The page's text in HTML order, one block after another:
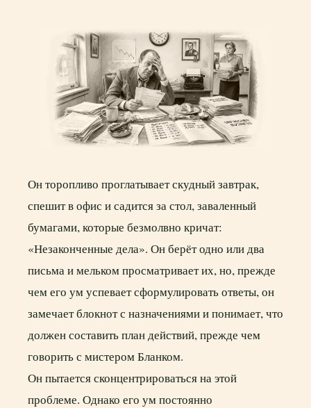
Он торопливо проглатывает скудный завтрак,
спешит в офис и садится за стол, заваленный
бумагами, которые безмолвно кричат:
«Незаконченные дела». Он берёт одно или два
письма и мельком просматривает их, но, прежде
чем его ум успевает сформулировать ответы, он
замечает блокнот с назначениями и понимает, что
должен составить план действий, прежде чем
говорить с мистером Бланком.
Он пытается сконцентрироваться на этой
проблеме. Однако его ум постоянно